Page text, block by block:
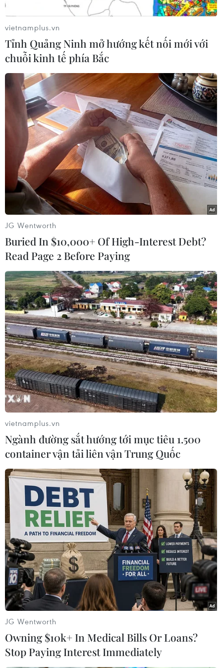
(TTXVN/Vietnam+)
#Trung Quốc
#Tấn công bằng dao
#Cửa hàng ăn nhanh KFC
#Nghi can
#Đuổi việc
#Điều tra
#Đại Khánh
#Hắc Long Giang
Trung Quốc
Theo dõi VietnamPlus
TIN LIÊN QUAN
Đài Loan: Đâm chém ở tàu điện ngầm, ba
người thiệt mạng
21/05/2014 11:21
Ngày 21/5, ít nhất ba người thiệt mạng trong một vụ tấn
công bằng dao dưới tàu điện ngầm ở thành phố Đài
Bắc, vùng lãnh thổ Đài Loan (Trung Quốc).
vietnamplus.vn
Tỉnh Quảng Ninh mở hướng kết nối mới với
chuỗi kinh tế phía Bắc
JG Wentworth
Buried In $10,000+ Of High-Interest Debt?
Read Page 2 Before Paying
vietnamplus.vn
Ngành đường sắt hướng tới mục tiêu 1.500
container vận tải liên vận Trung Quốc
JG Wentworth
Owning $10k+ In Medical Bills Or Loans?
Stop Paying Interest Immediately